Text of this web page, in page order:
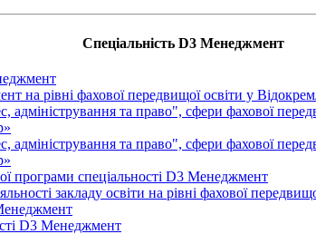
Спеціальність D3 Менеджмент
на рівні фахової передвищої освіти у
адміністрування та право", сфери фахової
адміністрування та право", сфери фахової
програми спеціальності D3 Менеджмент
закладу освіти на рівні фахової
D3 Менеджмент